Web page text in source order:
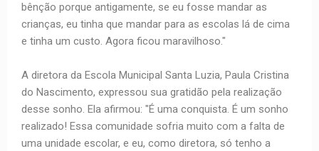
bênção porque antigamente, se eu fosse mandar as
crianças, eu tinha que mandar para as escolas lá de cima
e tinha um custo. Agora ficou maravilhoso."
A diretora da Escola Municipal Santa Luzia, Paula Cristina
do Nascimento, expressou sua gratidão pela realização
desse sonho. Ela afirmou: "É uma conquista. É um sonho
realizado! Essa comunidade sofria muito com a falta de
uma unidade escolar, e eu, como diretora, só tenho a